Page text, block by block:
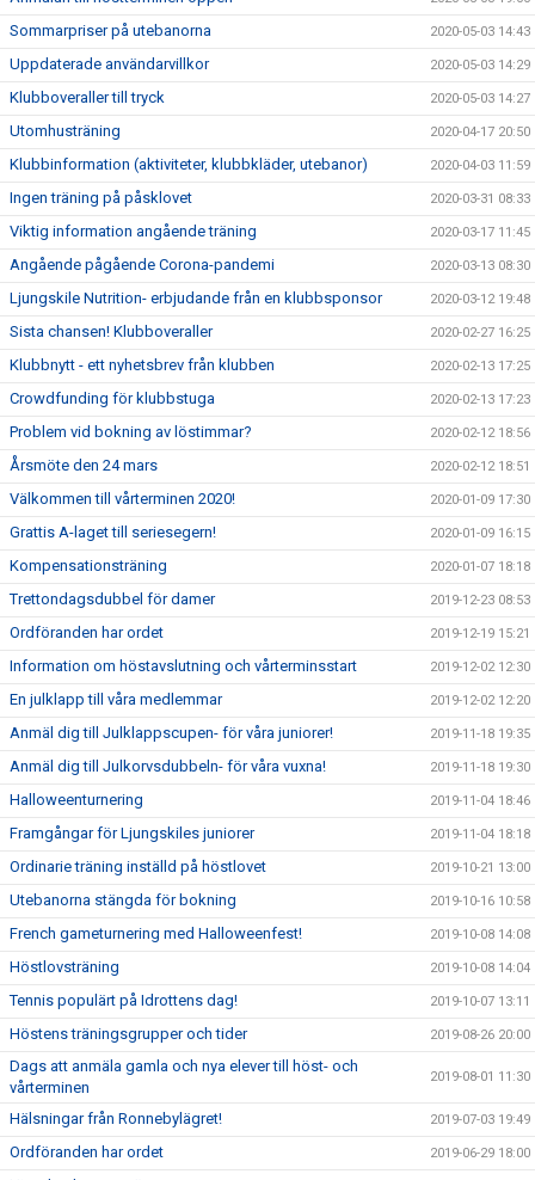
Sommarpriser på utebanorna 2020-05-03 14:43
Uppdaterade användarvillkor 2020-05-03 14:29
Klubboveraller till tryck 2020-05-03 14:27
Utomhusträning 2020-04-17 20:50
Klubbinformation (aktiviteter, klubbkläder, utebanor) 2020-04-03 11:59
Ingen träning på påsklovet 2020-03-31 08:33
Viktig information angående träning 2020-03-17 11:45
Angående pågående Corona-pandemi 2020-03-13 08:30
Ljungskile Nutrition- erbjudande från en klubbsponsor 2020-03-12 19:48
Sista chansen! Klubboveraller 2020-02-27 16:25
Klubbnytt - ett nyhetsbrev från klubben 2020-02-13 17:25
Crowdfunding för klubbstuga 2020-02-13 17:23
Problem vid bokning av löstimmar? 2020-02-12 18:56
Årsmöte den 24 mars 2020-02-12 18:51
Välkommen till vårterminen 2020! 2020-01-09 17:30
Grattis A-laget till seriesegern! 2020-01-09 16:15
Kompensationsträning 2020-01-07 18:18
Trettondagsdubbel för damer 2019-12-23 08:53
Ordföranden har ordet 2019-12-19 15:21
Information om höstavslutning och vårterminsstart 2019-12-02 12:30
En julklapp till våra medlemmar 2019-12-02 12:20
Anmäl dig till Julklappscupen- för våra juniorer! 2019-11-18 19:35
Anmäl dig till Julkorvsdubbeln- för våra vuxna! 2019-11-18 19:30
Halloweenturnering 2019-11-04 18:46
Framgångar för Ljungskiles juniorer 2019-11-04 18:18
Ordinarie träning inställd på höstlovet 2019-10-21 13:00
Utebanorna stängda för bokning 2019-10-16 10:58
French gameturnering med Halloweenfest! 2019-10-08 14:08
Höstlovsträning 2019-10-08 14:04
Tennis populärt på Idrottens dag! 2019-10-07 13:11
Höstens träningsgrupper och tider 2019-08-26 20:00
Dags att anmäla gamla och nya elever till höst- och
vårterminen
2019-08-01 11:30
Hälsningar från Ronnebylägret! 2019-07-03 19:49
Ordföranden har ordet 2019-06-29 18:00